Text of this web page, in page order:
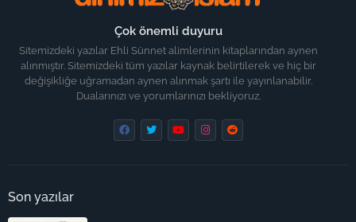
Çok önemli duyuru
Sitemizdeki yazılar Ehli Sünnet alimlerinin kitaplarından aynen
alınmıştır. Sitemizdeki tüm yazılar kaynak belirtilerek ve hiç bir
değişikliğe uğramadan aynen alınmak şartı ile yayınlanabilir.
Dualarınızı ve yorumlarınızı bekliyoruz.
Son yazılar